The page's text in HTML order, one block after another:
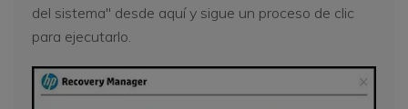
del sistema" desde aquí y sigue un proceso de clic
para ejecutarlo.